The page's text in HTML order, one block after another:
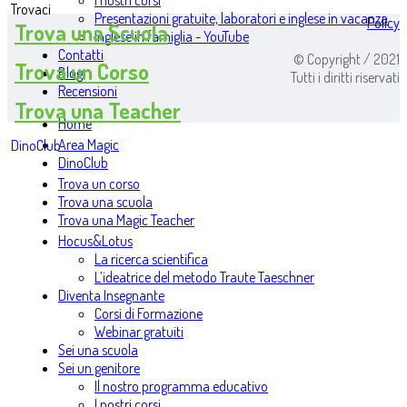
Presentazioni gratuite, laboratori e inglese in vacanza
Inglese in famiglia - YouTube
Contatti
Blog
Recensioni
Home
Area Magic
DinoClub
Trova un corso
Trova una scuola
Trova una Magic Teacher
Hocus&Lotus
La ricerca scientifica
L’ideatrice del metodo Traute Taeschner
Diventa Insegnante
Corsi di Formazione
Webinar gratuiti
Sei una scuola
Sei un genitore
Il nostro programma educativo
Trovaci
Trova una Scuola
Trova un Corso
Trova una Teacher
DinoClub
Policy
© Copyright / 2021
Tutti i diritti riservati